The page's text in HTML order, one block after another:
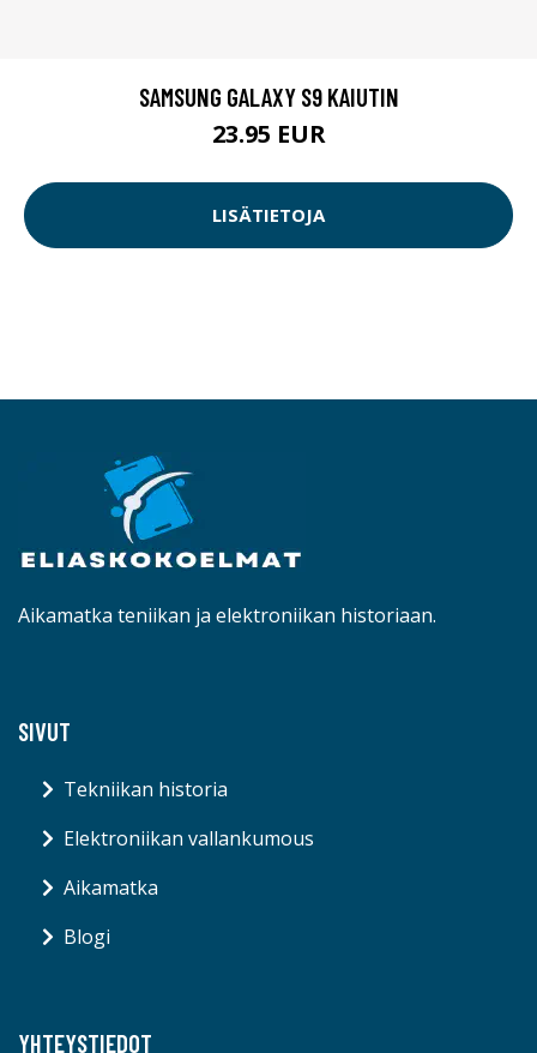
SAMSUNG GALAXY S9 KAIUTIN
23.95 EUR
LISÄTIETOJA
Aikamatka teniikan ja elektroniikan historiaan.
SIVUT
Tekniikan historia
Elektroniikan vallankumous
Aikamatka
Blogi
YHTEYSTIEDOT